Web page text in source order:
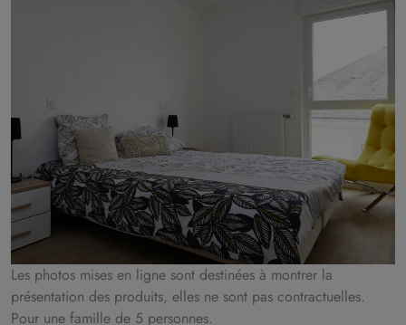
Les photos mises en ligne sont destinées à montrer la
présentation des produits, elles ne sont pas contractuelles.
Pour une famille de 5 personnes.